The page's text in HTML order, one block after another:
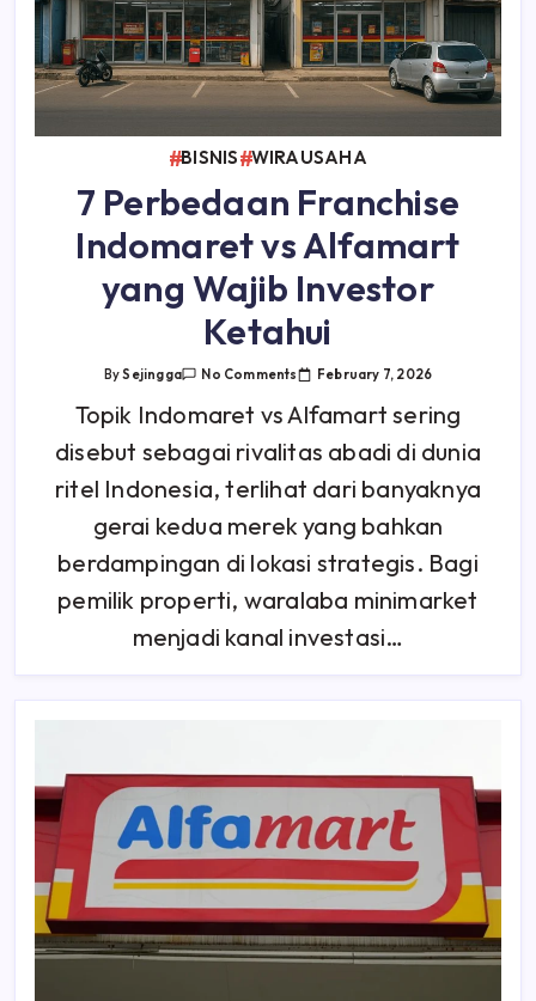
BISNIS WIRAUSAHA
7 Perbedaan Franchise
Indomaret vs Alfamart
yang Wajib Investor
Ketahui
BySejingga No CommentsOn
Perbedaan
Franchise
Vs
Alfamart
Yang
Wajib
Ketahui
February 7, 2026
Topik Indomaret vs Alfamart sering
disebut sebagai rivalitas abadi di dunia
ritel Indonesia, terlihat dari banyaknya
gerai kedua merek yang bahkan
berdampingan di lokasi strategis. Bagi
pemilik properti, waralaba minimarket
menjadi kanal investasi…